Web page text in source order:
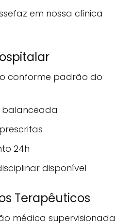
em nossa clínica
conforme padrão do
balanceada
24h
disponível
Terapêuticos
médica supervisionada